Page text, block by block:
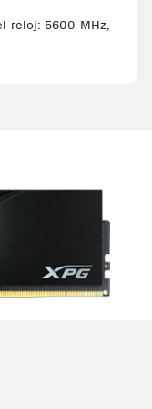
reloj: 5600 MHz,